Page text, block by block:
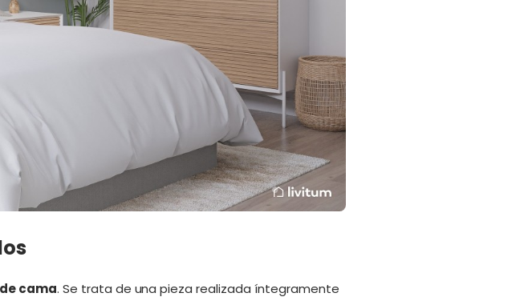
cama. Se trata de una pieza realizada íntegramente